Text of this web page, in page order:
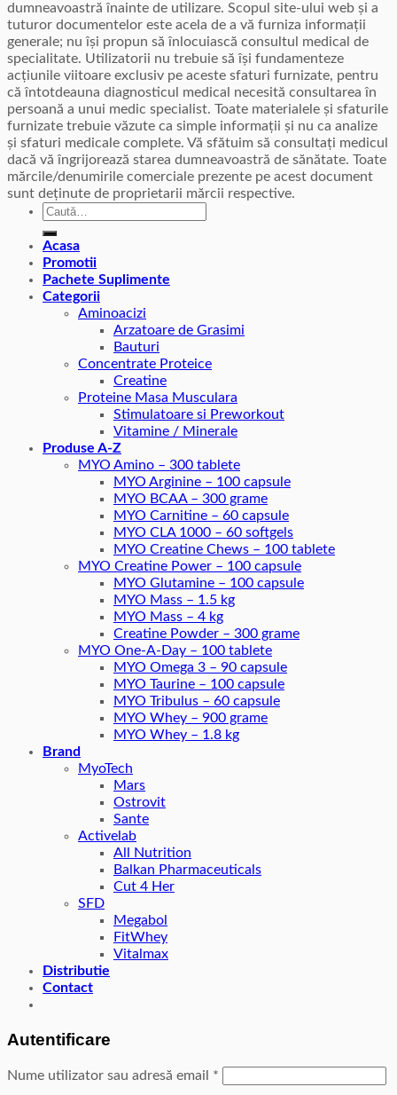
dumneavoastră înainte de utilizare. Scopul site-ului web și a
tuturor documentelor este acela de a vă furniza informații
generale; nu își propun să înlocuiască consultul medical de
specialitate. Utilizatorii nu trebuie să își fundamenteze
acțiunile viitoare exclusiv pe aceste sfaturi furnizate, pentru
că întotdeauna diagnosticul medical necesită consultarea în
persoană a unui medic specialist. Toate materialele și sfaturile
furnizate trebuie văzute ca simple informații și nu ca analize
și sfaturi medicale complete. Vă sfătuim să consultați medicul
dacă vă îngrijorează starea dumneavoastră de sănătate. Toate
mărcile/denumirile comerciale prezente pe acest document
sunt deținute de proprietarii mărcii respective.
Caută
Acasa
Promotii
Pachete Suplimente
Categorii
Aminoacizi
Arzatoare de Grasimi
Bauturi
Concentrate Proteice
Creatine
Proteine Masa Musculara
Stimulatoare si Preworkout
Vitamine / Minerale
Produse A-Z
MYO Amino – 300 tablete
MYO Arginine – 100 capsule
MYO BCAA – 300 grame
MYO Carnitine – 60 capsule
MYO CLA 1000 – 60 softgels
MYO Creatine Chews – 100 tablete
MYO Creatine Power – 100 capsule
MYO Glutamine – 100 capsule
MYO Mass – 1.5 kg
MYO Mass – 4 kg
Creatine Powder – 300 grame
MYO One-A-Day – 100 tablete
MYO Omega 3 – 90 capsule
MYO Taurine – 100 capsule
MYO Tribulus – 60 capsule
MYO Whey – 900 grame
MYO Whey – 1.8 kg
Brand
MyoTech
Mars
Ostrovit
Sante
Activelab
All Nutrition
Balkan Pharmaceuticals
Cut 4 Her
SFD
Megabol
FitWhey
Vitalmax
Distributie
Contact
Autentificare
Nume utilizator sau adresă email *